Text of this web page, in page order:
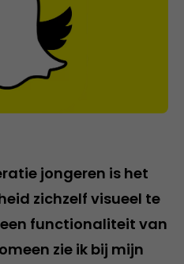
jongeren is het
zichzelf visueel te
functionaliteit van
zie ik bij mijn